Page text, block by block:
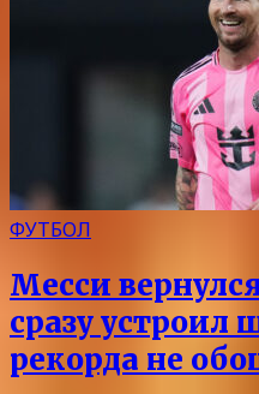
ФУТБОЛ
Месси
сразу устроил
рекорда не